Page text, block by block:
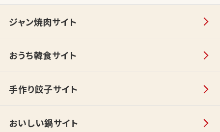
ジャン焼肉サイト
おうち韓食サイト
手作り餃子サイト
おいしい鍋サイト